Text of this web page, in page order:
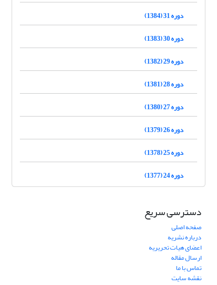
دوره 31 (1384)
دوره 30 (1383)
دوره 29 (1382)
دوره 28 (1381)
دوره 27 (1380)
دوره 26 (1379)
دوره 25 (1378)
دوره 24 (1377)
دسترسی سریع
صفحه اصلی
درباره نشریه
اعضای هیات تحریریه
ارسال مقاله
تماس با ما
نقشه سایت